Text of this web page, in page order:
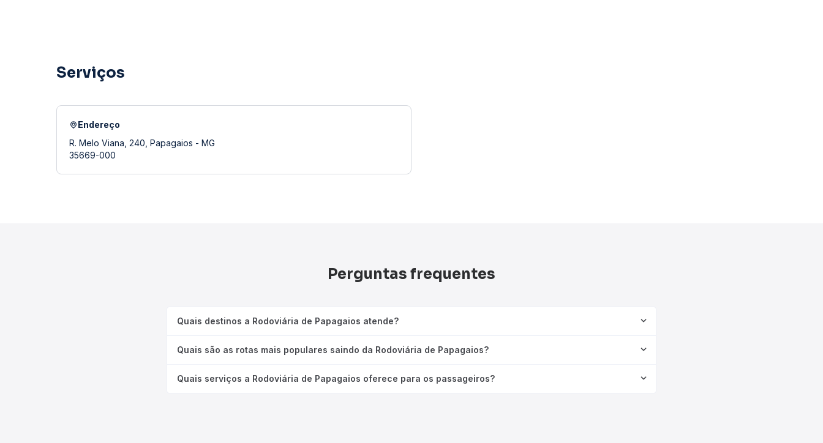
Serviços
Endereço
R. Melo Viana, 240, Papagaios - MG
35669-000
Perguntas frequentes
Quais destinos a Rodoviária de Papagaios atende?
Quais são as rotas mais populares saindo da Rodoviária de Papagaios?
Quais serviços a Rodoviária de Papagaios oferece para os passageiros?